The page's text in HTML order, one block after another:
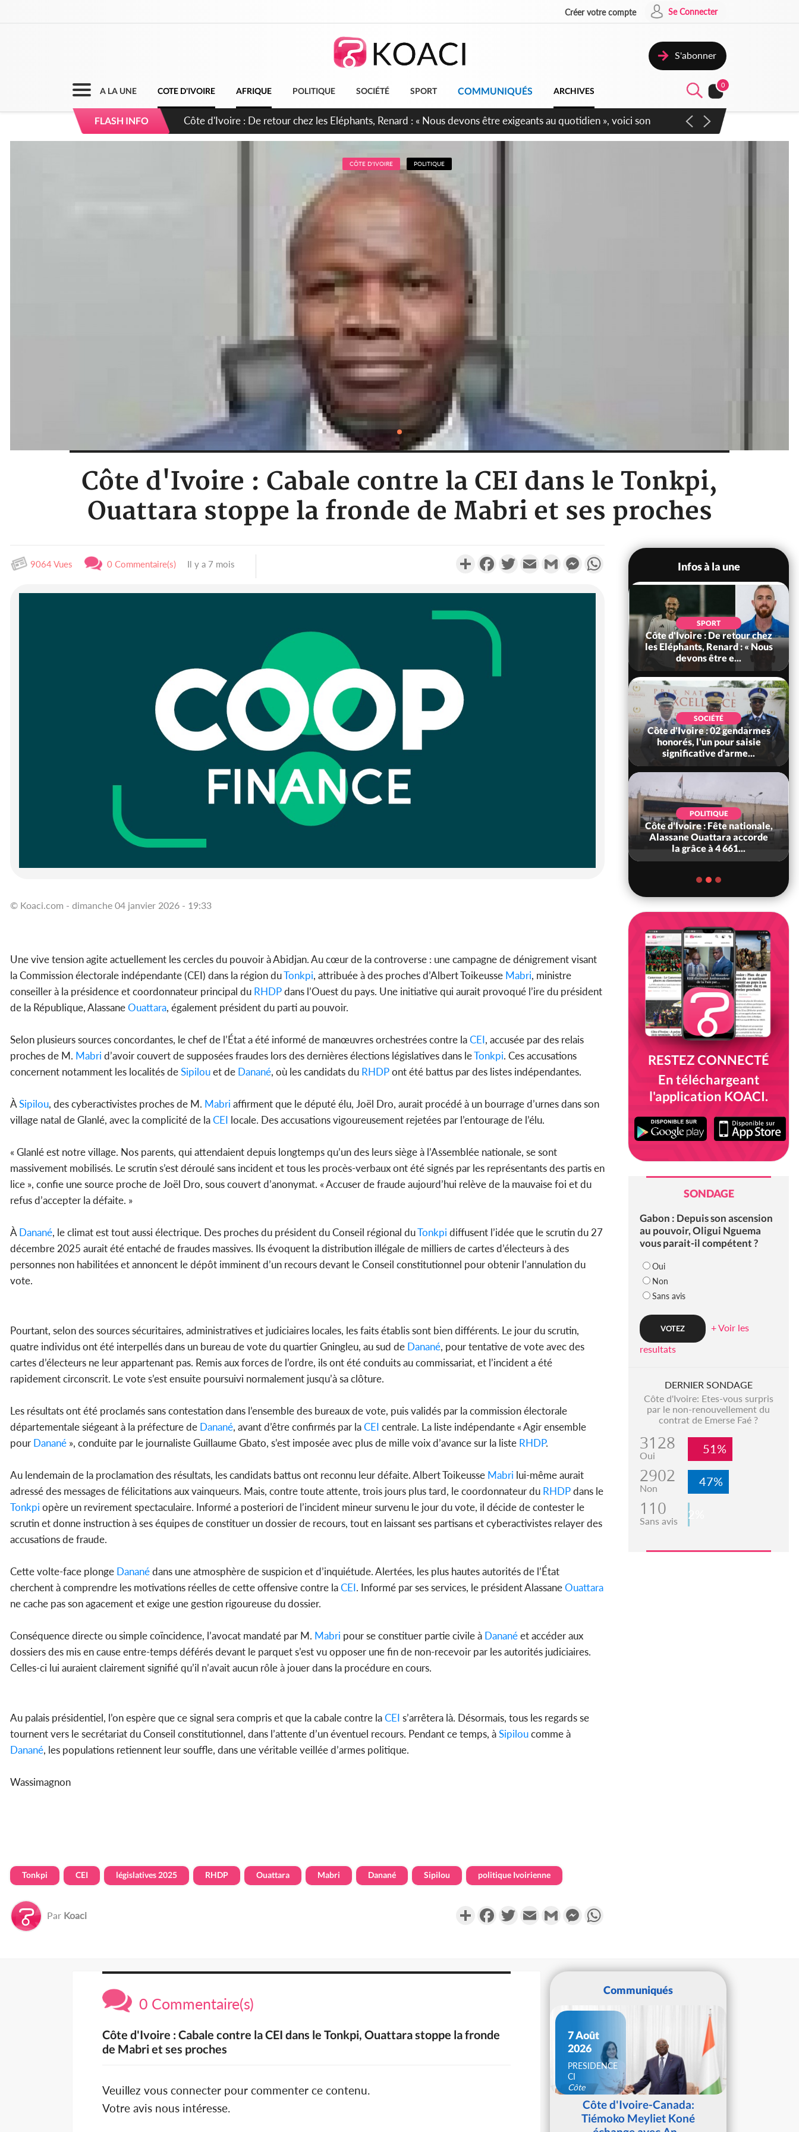
Créer votre compte Se Connecter
S'abonner
A LA UNE COTE D'IVOIRE AFRIQUE POLITIQUE SOCIÉTÉ SPORT COMMUNIQUÉS ARCHIVES
0
FLASH INFO
Côte d'Ivoire : 66e anniversaire de l'Indépendance, les Forces de Défense et de Sécurité affichent leur
puissance et réaffirment leur engagement envers la Nation
CÔTE D'IVOIRE POLITIQUE
Côte d'Ivoire : Cabale contre la CEI dans le Tonkpi,
Ouattara stoppe la fronde de Mabri et ses proches
9064 Vues 0 Commentaire(s) Il y a 7 mois PartagerFacebookTwitterEmail Gmail MessengerWhatsApp
© Koaci.com - dimanche 04 janvier 2026 - 19:33
Une vive tension agite actuellement les cercles du pouvoir à Abidjan. Au cœur de la controverse : une campagne de dénigrement visant
la Commission électorale indépendante (CEI) dans la région duTonkpi, attribuée à des proches d’Albert Toikeusse Mabri, ministre
conseiller à la présidence et coordonnateur principal du RHDPdans l’Ouest du pays. Une initiative qui aurait provoqué l’ire du président
de la République, AlassaneOuattara, également président du parti au pouvoir.
Selon plusieurs sources concordantes, le chef de l’État a été informé de manœuvres orchestrées contre laCEI, accusée par des relais
proches de M. Mabri d’avoir couvert de supposées fraudes lors des dernières élections législatives dans leTonkpi. Ces accusations
concernent notamment les localités deSipilouet de Danané, où les candidats du RHDPont été battus par des listes indépendantes.
ÀSipilou, des cyberactivistes proches de M. Mabri affirment que le député élu, Joël Dro, aurait procédé à un bourrage d’urnes dans son
village natal de Glanlé, avec la complicité de laCEI locale. Des accusations vigoureusement rejetées par l’entourage de l’élu.
« Glanlé est notre village. Nos parents, qui attendaient depuis longtemps qu’un des leurs siège à l’Assemblée nationale, se sont
massivement mobilisés. Le scrutin s’est déroulé sans incident et tous les procès-verbaux ont été signés par les représentants des partis en
lice », confie une source proche de Joël Dro, sous couvert d’anonymat. « Accuser de fraude aujourd’hui relève de la mauvaise foi et du
refus d’accepter la défaite. »
ÀDanané, le climat est tout aussi électrique. Des proches du président du Conseil régional duTonkpi diffusent l’idée que le scrutin du 27
décembre 2025 aurait été entaché de fraudes massives. Ils évoquent la distribution illégale de milliers de cartes d’électeurs à des
personnes non habilitées et annoncent le dépôt imminent d’un recours devant le Conseil constitutionnel pour obtenir l’annulation du
vote.
Pourtant, selon des sources sécuritaires, administratives et judiciaires locales, les faits établis sont bien différents. Le jour du scrutin,
quatre individus ont été interpellés dans un bureau de vote du quartier Gningleu, au sud de Danané, pour tentative de vote avec des
cartes d’électeurs ne leur appartenant pas. Remis aux forces de l’ordre, ils ont été conduits au commissariat, et l’incident a été
rapidement circonscrit. Le vote s’est ensuite poursuivi normalement jusqu’à sa clôture.
Les résultats ont été proclamés sans contestation dans l’ensemble des bureaux de vote, puis validés par la commission électorale
départementale siégeant à la préfecture de Danané, avant d’être confirmés par laCEI centrale. La liste indépendante « Agir ensemble
pour Danané », conduite par le journaliste Guillaume Gbato, s’est imposée avec plus de mille voix d’avance sur la liste RHDP.
Au lendemain de la proclamation des résultats, les candidats battus ont reconnu leur défaite. Albert Toikeusse Mabri lui-même aurait
adressé des messages de félicitations aux vainqueurs. Mais, contre toute attente, trois jours plus tard, le coordonnateur du RHDPdans le
Tonkpi opère un revirement spectaculaire. Informé a posteriori de l’incident mineur survenu le jour du vote, il décide de contester le
scrutin et donne instruction à ses équipes de constituer un dossier de recours, tout en laissant ses partisans et cyberactivistes relayer des
accusations de fraude.
Cette volte-face plonge Dananédans une atmosphère de suspicion et d’inquiétude. Alertées, les plus hautes autorités de l’État
cherchent à comprendre les motivations réelles de cette offensive contre laCEI. Informé par ses services, le président AlassaneOuattara
ne cache pas son agacement et exige une gestion rigoureuse du dossier.
Conséquence directe ou simple coïncidence, l’avocat mandaté par M. Mabri pour se constituer partie civile à Dananéet accéder aux
dossiers des mis en cause entre-temps déférés devant le parquet s’est vu opposer une fin de non-recevoir par les autorités judiciaires.
Celles-ci lui auraient clairement signifié qu’il n’avait aucun rôle à jouer dans la procédure en cours.
Au palais présidentiel, l’on espère que ce signal sera compris et que la cabale contre laCEI s’arrêtera là. Désormais, tous les regards se
tournent vers le secrétariat du Conseil constitutionnel, dans l’attente d’un éventuel recours. Pendant ce temps, àSipiloucomme à
Danané, les populations retiennent leur souffle, dans une véritable veillée d’armes politique.
Wassimagnon
Tonkpi CEI législatives 2025 RHDP Ouattara Mabri Danané Sipilou politique Ivoirienne
Par Koaci PartagerFacebookTwitterEmail Gmail Messenger
Infos à la une
l'Indépendance, les Forces de
SPORT
Côte d'Ivoire : De retour chez
les Eléphants, Renard : « Nous
devons être e...
SOCIÉTÉ
Côte d'Ivoire : 02 gendarmes
honorés, l'un pour saisie
significative d'arme...
POLITIQUE
Côte d'Ivoire : Fête nationale,
Alassane Ouattara accorde
la grâce à 4 661...
RESTEZ CONNECTÉ
En téléchargeant
l'application KOACI.
SONDAGE
Gabon : Depuis son ascension
au pouvoir, Oligui Nguema
vous parait-il compétent ?
Oui
Non
Sans avis
+ Voir les
resultats
DERNIER SONDAGE
Côte d'Ivoire: Etes-vous surpris
par le non-renouvellement du
contrat de Emerse Faé ?
3128
Oui 51%
2902
Non 47%
110
Sans avis 2%
0 Commentaire(s)
Côte d'Ivoire : Cabale contre la CEI dans le Tonkpi, Ouattara stoppe la fronde
de Mabri et ses proches
Veuillez vous connecter pour commenter ce contenu.
Votre avis nous intéresse.
Communiqués
7 Août
2026
PRESIDENCE
CI
Côte
d'IvoireCôte d'Ivoire-Canada:
Tiémoko Meyliet Koné